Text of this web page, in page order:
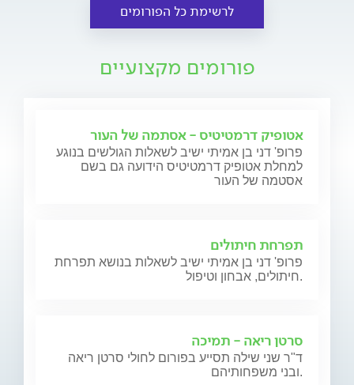
לרשימת כל הפורומים
פורומים מקצועיים
אטופיק דרמטיטיס - אסתמה של העור
פרופ' דני בן אמיתי ישיב לשאלות הגולשים בנוגע
למחלת אטופיק דרמטיטיס הידועה גם בשם
אסטמה של העור
תפרחת חיתולים
פרופ' דני בן אמיתי ישיב לשאלות בנושא תפרחת
חיתולים, אבחון וטיפול.
סרטן ריאה - תמיכה
ד"ר שני שילה תסייע בפורום לחולי סרטן ריאה
ובני משפחותיהם.